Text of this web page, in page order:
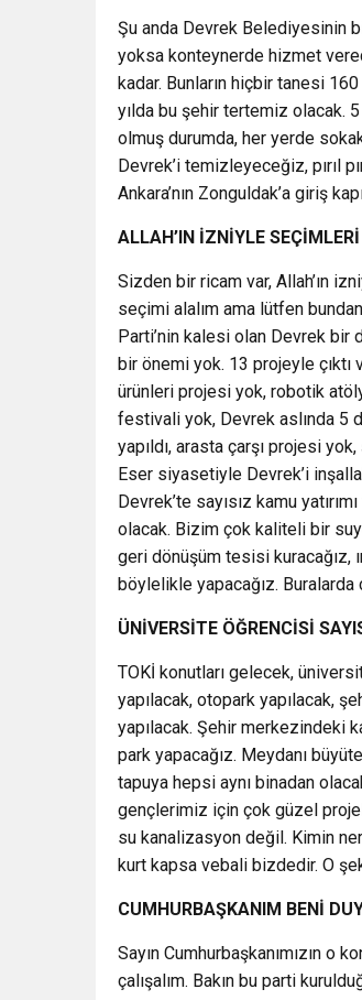
Şu anda Devrek Belediyesinin
yoksa konteynerde hizmet
kadar. Bunların hiçbir tanesi
yılda bu şehir tertemiz olacak.
olmuş durumda, her yerde
Devrek’i temizleyeceğiz, pırıl
Ankara’nın Zonguldak’a giriş
ALLAH’IN İZNİYLE
Sizden bir ricam var, Allah’ın
seçimi alalım ama lütfen
Parti’nin kalesi olan Devrek bir
bir önemi yok. 13 projeyle çıktı
ürünleri projesi yok, robotik
festivali yok, Devrek aslında 5
yapıldı, arasta çarşı projesi
Eser siyasetiyle Devrek’i
Devrek’te sayısız kamu
olacak. Bizim çok kaliteli bir
geri dönüşüm tesisi kuracağız,
böylelikle yapacağız.
ÜNİVERSİTE ÖĞRENCİSİ
TOKİ konutları gelecek,
yapılacak, otopark yapılacak,
yapılacak. Şehir merkezindeki
park yapacağız. Meydanı
tapuya hepsi aynı binadan
gençlerimiz için çok güzel
su kanalizasyon değil. Kimin
kurt kapsa vebali bizdedir. O
CUMHURBAŞKANIM BENİ
Sayın Cumhurbaşkanımızın o
çalışalım. Bakın bu parti